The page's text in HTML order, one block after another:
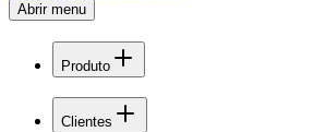
Abrir menu
Produto
Clientes